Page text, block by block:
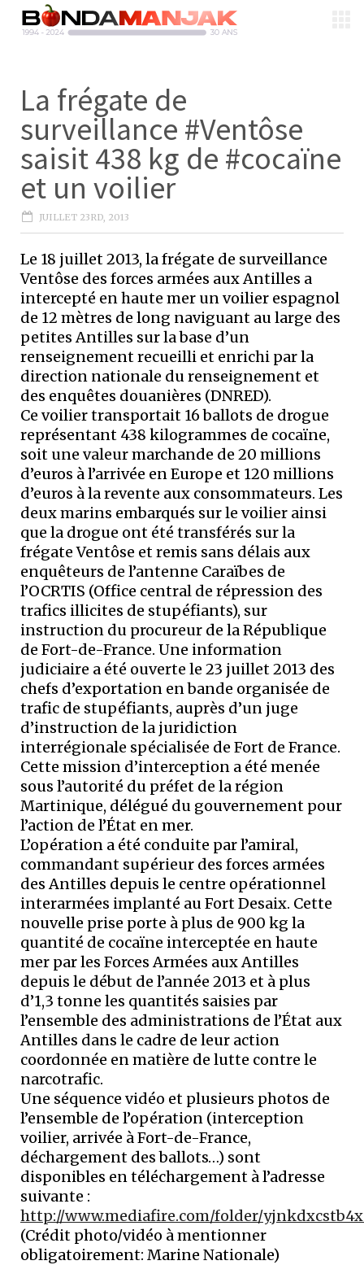
La frégate de
surveillance #Ventôse
saisit 438 kg de #cocaïne
et un voilier
JUILLET 23RD, 2013
Le 18 juillet 2013, la frégate de surveillance
Ventôse des forces armées aux Antilles a
intercepté en haute mer un voilier espagnol
de 12 mètres de long naviguant au large des
petites Antilles sur la base d’un
renseignement recueilli et enrichi par la
direction nationale du renseignement et
des enquêtes douanières (DNRED).
Ce voilier transportait 16 ballots de drogue
représentant 438 kilogrammes de cocaïne,
soit une valeur marchande de 20 millions
d’euros à l’arrivée en Europe et 120 millions
d’euros à la revente aux consommateurs. Les
deux marins embarqués sur le voilier ainsi
que la drogue ont été transférés sur la
frégate Ventôse et remis sans délais aux
enquêteurs de l’antenne Caraïbes de
l’OCRTIS (Office central de répression des
trafics illicites de stupéfiants), sur
instruction du procureur de la République
de Fort-de-France. Une information
judiciaire a été ouverte le 23 juillet 2013 des
chefs d’exportation en bande organisée de
trafic de stupéfiants, auprès d’un juge
d’instruction de la juridiction
interrégionale spécialisée de Fort de France.
Cette mission d’interception a été menée
sous l’autorité du préfet de la région
Martinique, délégué du gouvernement pour
l’action de l’État en mer.
L’opération a été conduite par l’amiral,
commandant supérieur des forces armées
des Antilles depuis le centre opérationnel
interarmées implanté au Fort Desaix. Cette
nouvelle prise porte à plus de 900 kg la
quantité de cocaïne interceptée en haute
mer par les Forces Armées aux Antilles
depuis le début de l’année 2013 et à plus
d’1,3 tonne les quantités saisies par
l’ensemble des administrations de l’État aux
Antilles dans le cadre de leur action
coordonnée en matière de lutte contre le
narcotrafic.
Une séquence vidéo et plusieurs photos de
l’ensemble de l’opération (interception
voilier, arrivée à Fort-de-France,
déchargement des ballots…) sont
disponibles en téléchargement à l’adresse
suivante :
http://www.mediafire.com/folder/
(Crédit photo/vidéo à mentionner
obligatoirement: Marine Nationale)